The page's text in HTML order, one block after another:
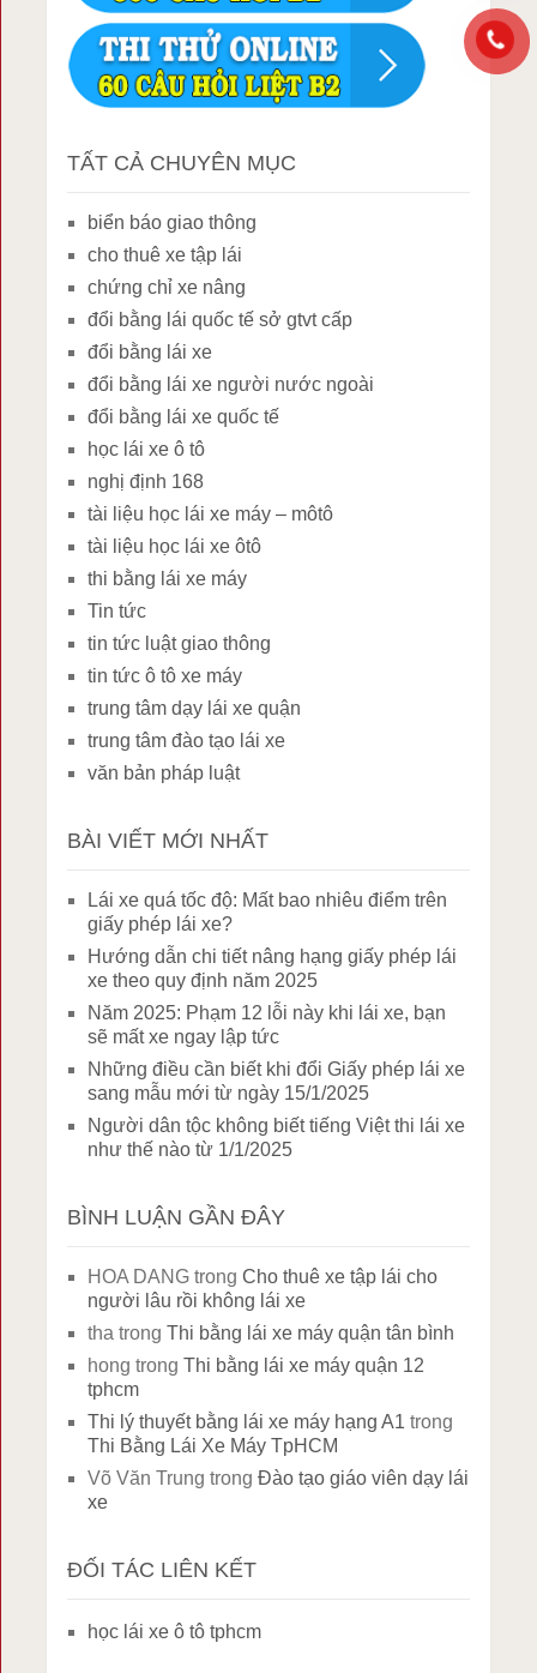
TẤT CẢ CHUYÊN MỤC
biển báo giao thông
cho thuê xe tập lái
chứng chỉ xe nâng
đổi bằng lái quốc tế sở gtvt cấp
đổi bằng lái xe
đổi bằng lái xe người nước ngoài
đổi bằng lái xe quốc tế
học lái xe ô tô
nghị định 168
tài liệu học lái xe máy – môtô
tài liệu học lái xe ôtô
thi bằng lái xe máy
Tin tức
tin tức luật giao thông
tin tức ô tô xe máy
trung tâm dạy lái xe quận
trung tâm đào tạo lái xe
văn bản pháp luật
BÀI VIẾT MỚI NHẤT
Lái xe quá tốc độ: Mất bao nhiêu điểm trên
giấy phép lái xe?
Hướng dẫn chi tiết nâng hạng giấy phép lái
xe theo quy định năm 2025
Năm 2025: Phạm 12 lỗi này khi lái xe, bạn
sẽ mất xe ngay lập tức
Những điều cần biết khi đổi Giấy phép lái xe
sang mẫu mới từ ngày 15/1/2025
Người dân tộc không biết tiếng Việt thi lái xe
như thế nào từ 1/1/2025
BÌNH LUẬN GẦN ĐÂY
HOA DANG trongCho thuê xe tập lái cho
người lâu rồi không lái xe
tha trongThi bằng lái xe máy quận tân bình
hong trongThi bằng lái xe máy quận 12
tphcm
Thi lý thuyết bằng lái xe máy hạng A1 trong
Thi Bằng Lái Xe Máy TpHCM
Võ Văn Trung trongĐào tạo giáo viên dạy lái
xe
ĐỐI TÁC LIÊN KẾT
học lái xe ô tô tphcm